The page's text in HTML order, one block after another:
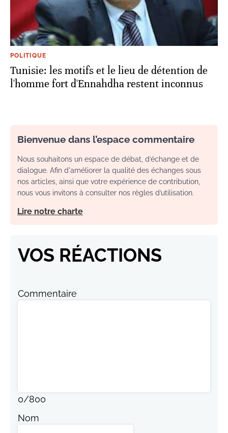
POLITIQUE
Tunisie: les motifs et le lieu de détention de
l'homme fort d'Ennahdha restent inconnus
Bienvenue dans l’espace commentaire
Nous souhaitons un espace de débat, d’échange et de
dialogue. Afin d'améliorer la qualité des échanges sous
nos articles, ainsi que votre expérience de contribution,
nous vous invitons à consulter nos règles d’utilisation.
Lire notre charte
VOS RÉACTIONS
Commentaire
0/800
Nom